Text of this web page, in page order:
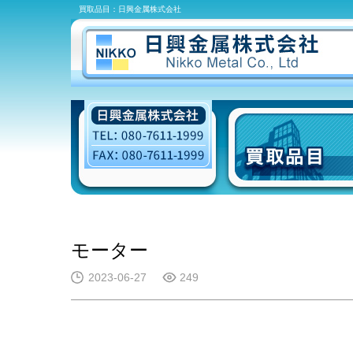
買取品目：日興金属株式会社
モーター
2023-06-27 249